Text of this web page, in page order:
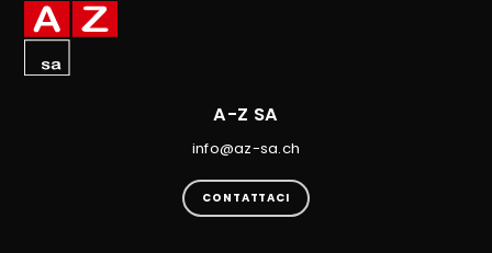
A-Z SA
info@az-sa.ch
CONTATTACI